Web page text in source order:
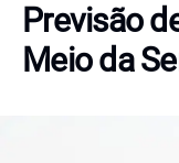
Previsão
Meio da